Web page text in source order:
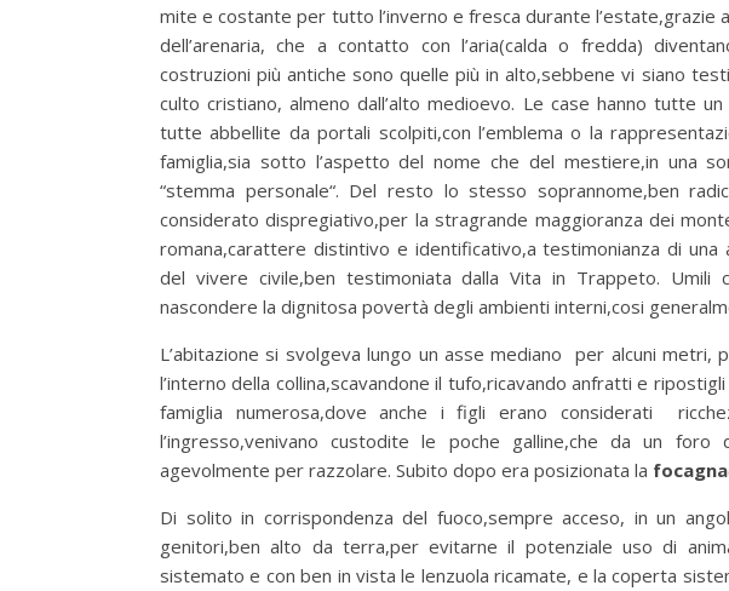
mite e costante per tutto l’inverno e fresca durante l’estate,grazie
dell’arenaria, che a contatto con l’aria(calda o fredda)
costruzioni più antiche sono quelle più in alto,sebbene vi siano
culto cristiano, almeno dall’alto medioevo. Le case hanno tutte
tutte abbellite da portali scolpiti,con l’emblema o la
famiglia,sia sotto l’aspetto del nome che del mestiere,in una
“stemma personale“. Del resto lo stesso soprannome,ben
considerato dispregiativo,per la stragrande maggioranza dei
romana,carattere distintivo e identificativo,a testimonianza di
del vivere civile,ben testimoniata dalla Vita in Trappeto. Umili
nascondere la dignitosa povertà degli ambienti interni,cosi
L’abitazione si svolgeva lungo un asse mediano per alcuni
l’interno della collina,scavandone il tufo,ricavando anfratti e
famiglia numerosa,dove anche i figli erano considerati
l’ingresso,venivano custodite le poche galline,che da un
agevolmente per razzolare. Subito dopo era posizionata la focagna
Di solito in corrispondenza del fuoco,sempre acceso, in un
genitori,ben alto da terra,per evitarne il potenziale uso di
sistemato e con ben in vista le lenzuola ricamate, e la coperta